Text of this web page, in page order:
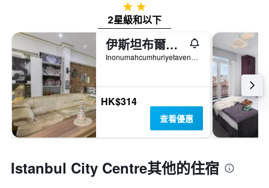
2星級
2星級和以下
伊斯坦布爾塔克西姆綠屋旅館
Inonumahcumhuriyetavenuepaparoncallistreetno15Elma, 伊斯坦堡, 土耳其
HK$314
查看優惠
Istanbul City Centre​其他的住宿